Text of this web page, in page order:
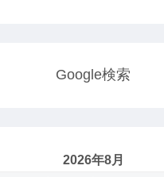
Google検索
2026年8月